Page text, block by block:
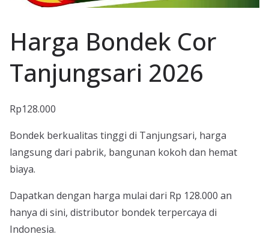
Harga Bondek Cor
Tanjungsari 2026
Rp128.000
Bondek berkualitas tinggi di Tanjungsari, harga
langsung dari pabrik, bangunan kokoh dan hemat
biaya.
Dapatkan dengan harga mulai dari Rp 128.000 an
hanya di sini, distributor bondek terpercaya di
Indonesia.